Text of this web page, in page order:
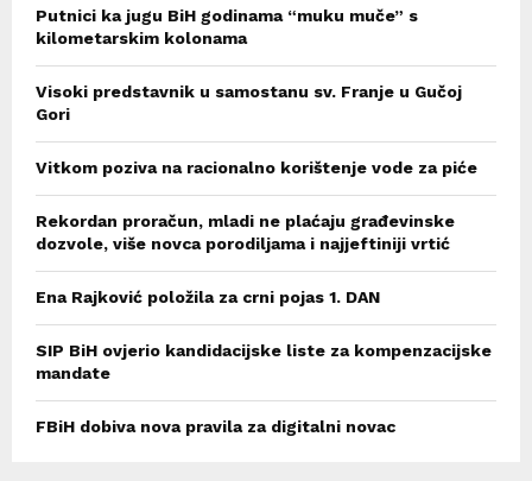
Putnici ka jugu BiH godinama “muku muče” s
kilometarskim kolonama
Visoki predstavnik u samostanu sv. Franje u Gučoj
Gori
Vitkom poziva na racionalno korištenje vode za piće
Rekordan proračun, mladi ne plaćaju građevinske
dozvole, više novca porodiljama i najjeftiniji vrtić
Ena Rajković položila za crni pojas 1. DAN
SIP BiH ovjerio kandidacijske liste za kompenzacijske
mandate
FBiH dobiva nova pravila za digitalni novac